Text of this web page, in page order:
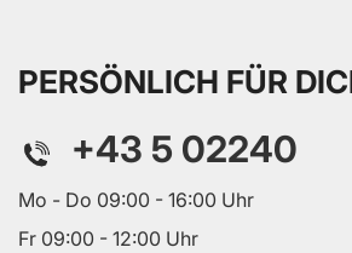
PERSÖNLICH FÜR
+43 5 02240
Mo - Do 09:00 - 16:00 Uhr
Fr 09:00 - 12:00 Uhr